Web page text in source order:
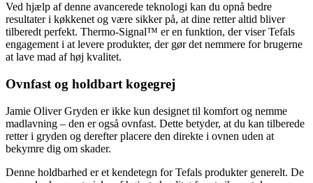
Ved hjælp af denne avancerede teknologi kan du opnå bedre
resultater i køkkenet og være sikker på, at dine retter altid bliver
tilberedt perfekt. Thermo-Signal™ er en funktion, der viser Tefals
engagement i at levere produkter, der gør det nemmere for brugerne
at lave mad af høj kvalitet.
Ovnfast og holdbart kogegrej
Jamie Oliver Gryden er ikke kun designet til komfort og nemme
madlavning – den er også ovnfast. Dette betyder, at du kan tilberede
retter i gryden og derefter placere den direkte i ovnen uden at
bekymre dig om skader.
Denne holdbarhed er et kendetegn for Tefals produkter generelt. De